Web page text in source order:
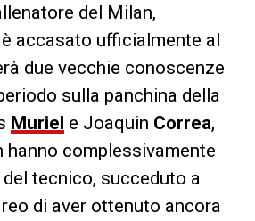
del Milan,
accasato ufficialmente al
due vecchie conoscenze
sulla panchina della
Muriel e Joaquin Correa,
hanno complessivamente
tecnico, succeduto a
di aver ottenuto ancora